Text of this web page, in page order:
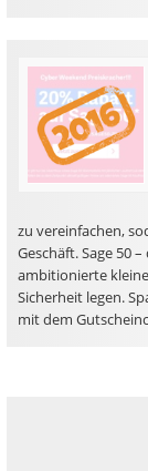
zu vereinfachen,
Geschäft. Sage 50
ambitionierte
Sicherheit legen.
mit dem